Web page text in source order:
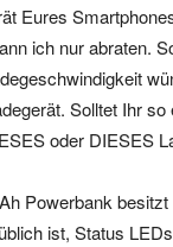
Eures
ich nur abraten.
Solltet Ihr
oder DIESES
Powerbank
ist, Status